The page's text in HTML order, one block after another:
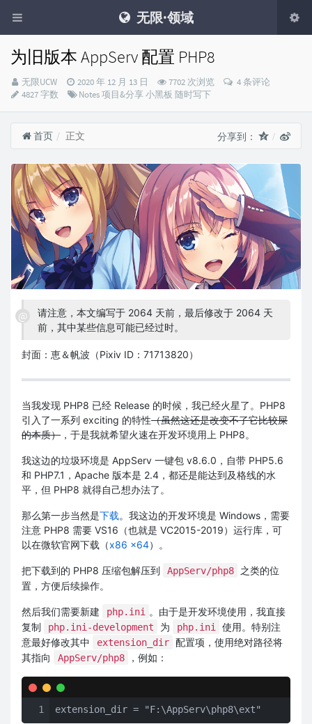
无限·领域
为旧版本 AppServ 配置 PHP8
Blog
Master：
无限UCW
发
布
2020 年 12 月 13 日 7702 次浏览
4 条评论
4827 字数
分
Notes项目&分享小黑板 随时写下
首页 正文 分享到：
请注意，本文编写于 2064 天前，最后修改于 2064 天
前，其中某些信息可能已经过时。
封面：恵＆帆波（Pixiv ID：71713820）
当我发现 PHP8 已经 Release 的时候，我已经火星了。PHP8
引入了一系列 exciting 的特性（虽然这还是改变不了它比较屎
的本质） ，于是我就希望火速在开发环境用上 PHP8。
我这边的垃圾环境是 AppServ 一键包 v8.6.0，自带 PHP5.6
和 PHP7.1，Apache 版本是 2.4，都还是能达到及格线的水
平，但 PHP8 就得自己想办法了。
那么第一步当然是下载。我这边的开发环境是 Windows，需要
注意 PHP8 需要 VS16（也就是 VC2015-2019）运行库，可
以在微软官网下载（x86 x64）。
把下载到的 PHP8 压缩包解压到 AppServ/php8
之类的位
置，方便后续操作。
然后我们需要新建 php.ini
。由于是开发环境使用，我直接
复制
php.ini-development 为 php.ini
使用。特别注
意最好修改其中
extension_dir 配置项，使用绝对路径将
其指向
AppServ/php8 ，例如：
1 extension_dir = "F:\AppServ\php8\ext"